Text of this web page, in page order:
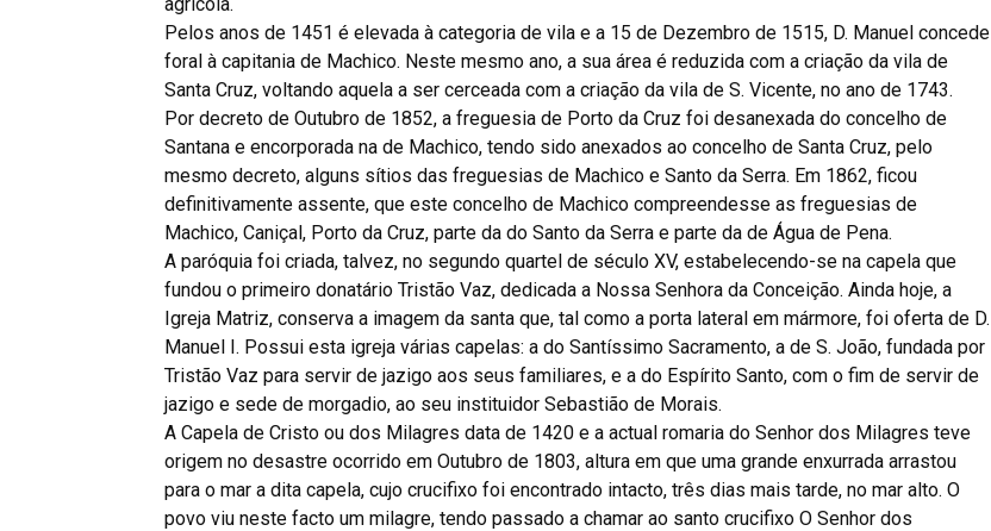
Pelos anos de 1451 é elevada à categoria de vila e a 15 de Dezembro de 1515, D. Manuel concede
foral à capitania de Machico. Neste mesmo ano, a sua área é reduzida com a criação da vila de
Santa Cruz, voltando aquela a ser cerceada com a criação da vila de S. Vicente, no ano de 1743.
Por decreto de Outubro de 1852, a freguesia de Porto da Cruz foi desanexada do concelho de
Santana e encorporada na de Machico, tendo sido anexados ao concelho de Santa Cruz, pelo
mesmo decreto, alguns sítios das freguesias de Machico e Santo da Serra. Em 1862, ficou
definitivamente assente, que este concelho de Machico compreendesse as freguesias de
Machico, Caniçal, Porto da Cruz, parte da do Santo da Serra e parte da de Água de Pena.
A paróquia foi criada, talvez, no segundo quartel de século XV, estabelecendo-se na capela que
fundou o primeiro donatário Tristão Vaz, dedicada a Nossa Senhora da Conceição. Ainda hoje, a
Igreja Matriz, conserva a imagem da santa que, tal como a porta lateral em mármore, foi oferta de D.
Manuel I. Possui esta igreja várias capelas: a do Santíssimo Sacramento, a de S. João, fundada por
Tristão Vaz para servir de jazigo aos seus familiares, e a do Espírito Santo, com o fim de servir de
jazigo e sede de morgadio, ao seu instituidor Sebastião de Morais.
A Capela de Cristo ou dos Milagres data de 1420 e a actual romaria do Senhor dos Milagres teve
origem no desastre ocorrido em Outubro de 1803, altura em que uma grande enxurrada arrastou
para o mar a dita capela, cujo crucifixo foi encontrado intacto, três dias mais tarde, no mar alto. O
povo viu neste facto um milagre, tendo passado a chamar ao santo crucifixo O Senhor dos